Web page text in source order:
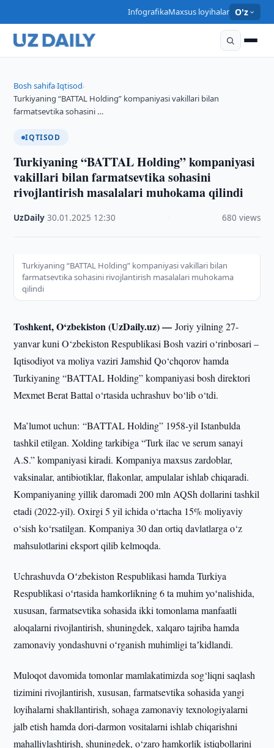
InfografikaMaxsus loyihalar O'z
Bosh sahifa›Iqtisod›
Turkiyaning “BATTAL Holding” kompaniyasi vakillari bilan
farmatsevtika sohasini …
IQTISOD
Turkiyaning “BATTAL Holding” kompaniyasi
vakillari bilan farmatsevtika sohasini
rivojlantirish masalalari muhokama qilindi
UzDaily ·30.01.2025 12:30 680 views
Turkiyaning “BATTAL Holding” kompaniyasi vakillari bilan
farmatsevtika sohasini rivojlantirish masalalari muhokama
qilindi
Toshkent, O‘zbekiston (UzDaily.uz) —Joriy yilning 27-
yanvar kuni O‘zbekiston Respublikasi Bosh vaziri o‘rinbosari –
Iqtisodiyot va moliya vaziri Jamshid Qo‘chqorov hamda
Turkiyaning “BATTAL Holding” kompaniyasi bosh direktori
Mexmet Berat Battal o‘rtasida uchrashuv bo‘lib o‘tdi.
Ma’lumot uchun: “BATTAL Holding” 1958-yil Istanbulda
tashkil etilgan. Xolding tarkibiga “Turk ilac ve serum sanayi
A.S.” kompaniyasi kiradi. Kompaniya maxsus zardoblar,
vaksinalar, antibiotiklar, flakonlar, ampulalar ishlab chiqaradi.
Kompaniyaning yillik daromadi 200 mln AQSh dollarini tashkil
etadi (2022-yil). Oxirgi 5 yil ichida o‘rtacha 15% moliyaviy
o‘sish ko‘rsatilgan. Kompaniya 30 dan ortiq davlatlarga o‘z
mahsulotlarini eksport qilib kelmoqda.
Uchrashuvda Oʻzbekiston Respublikasi hamda Turkiya
Respublikasi oʻrtasida hamkorlikning 6 ta muhim yoʻnalishida,
xususan, farmatsevtika sohasida ikki tomonlama manfaatli
aloqalarni rivojlantirish, shuningdek, xalqaro tajriba hamda
zamonaviy yondashuvni oʻrganish muhimligi taʼkidlandi.
Muloqot davomida tomonlar mamlakatimizda sog‘liqni saqlash
tizimini rivojlantirish, xususan, farmatsevtika sohasida yangi
loyihalarni shakllantirish, sohaga zamonaviy texnologiyalarni
jalb etish hamda dori-darmon vositalarni ishlab chiqarishni
mahalliylashtirish, shuningdek, o‘zaro hamkorlik istiqbollarini